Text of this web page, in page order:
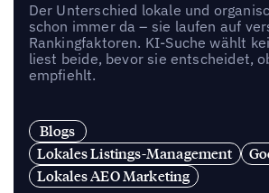
Der Unterschied lokale und
schon immer da – sie laufen auf
Rankingfaktoren. KI-Suche wählt
liest beide, bevor sie entscheidet,
empfiehlt.
Blogs
Lokales Listings-Management
Lokales AEO Marketing